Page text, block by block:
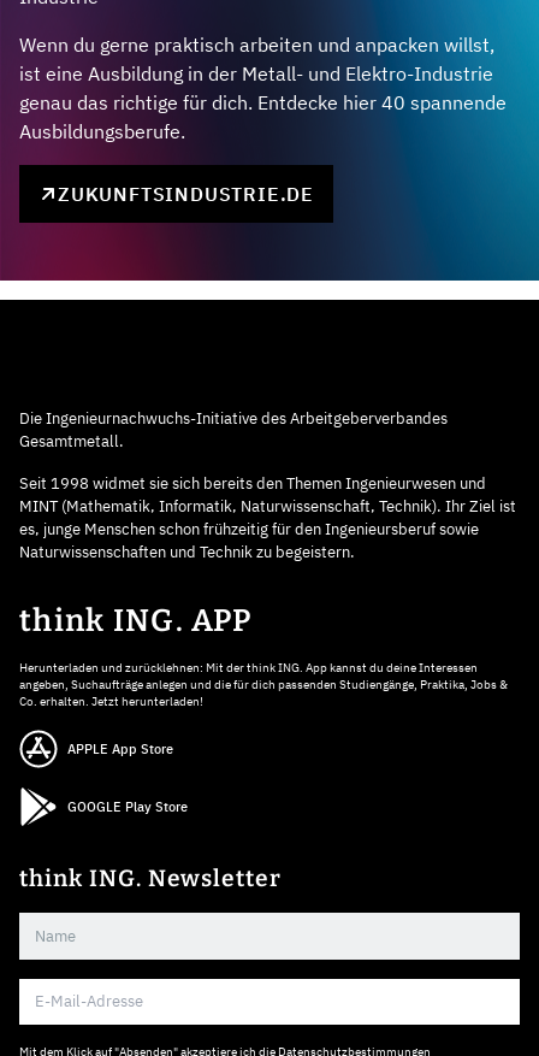
Wenn du gerne praktisch arbeiten und anpacken willst,
ist eine Ausbildung in der Metall- und Elektro-Industrie
genau das richtige für dich. Entdecke hier 40 spannende
Ausbildungsberufe.
ZUKUNFTSINDUSTRIE.DE
Die Ingenieurnachwuchs-Initiative des Arbeitgeberverbandes
Gesamtmetall.
Seit 1998 widmet sie sich bereits den Themen Ingenieurwesen und
MINT (Mathematik, Informatik, Naturwissenschaft, Technik). Ihr Ziel ist
es, junge Menschen schon frühzeitig für den Ingenieursberuf sowie
Naturwissenschaften und Technik zu begeistern.
think ING. APP
Herunterladen und zurücklehnen: Mit der think ING. App kannst du deine Interessen
angeben, Suchaufträge anlegen und die für dich passenden Studiengänge, Praktika, Jobs &
Co. erhalten. Jetzt herunterladen!
APPLE App Store
GOOGLE Play Store
think ING. Newsletter
Mit dem Klick auf "Absenden" akzeptiere ich die Datenschutzbestimmungen